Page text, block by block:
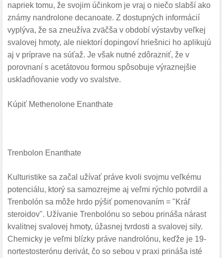
napriek tomu, že svojim účinkom je vraj o niečo slabší ako
známy nandrolone decanoate. Z dostupných informácií
vyplýva, že sa zneužíva zväčša v období výstavby veľkej
svalovej hmoty, ale niektorí dopingoví hriešnici ho aplikujú
aj v príprave na súťaž. Je však nutné zdôrazniť, že v
porovnaní s acetátovou formou spôsobuje výraznejšie
uskladňovanie vody vo svalstve.
Kúpiť Methenolone Enanthate
Trenbolon Enanthate
Kulturistike sa začal užívať práve kvoli svojmu veľkému
potenciálu, ktorý sa samozrejme aj veľmi rýchlo potvrdil a
Trenbolón sa môže hrdo pýšiť pomenovaním = "Kráľ
steroidov". Užívanie Trenbolónu so sebou prináša nárast
kvalitnej svalovej hmoty, úžasnej tvrdosti a svalovej sily.
Chemicky je veľmi blízky práve nandrolónu, keďže je 19-
nortestosterónu derivát, čo so sebou v praxi prináša isté